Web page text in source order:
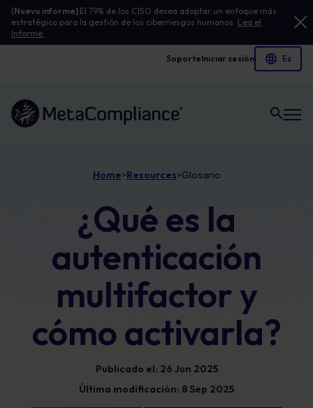
[Nuevo informe] El 79% de los CISO desea adoptar un enfoque más
estratégico para la gestión de los ciberriesgos humanos. Lea el
Informe.
SoporteIniciar sesión
Enlace a la página de inicio
Home>Resources>Glosario
¿Qué es la
autenticación
multifactor y
cómo activarla?
Publicado el: 26 Jun 2025
Última modificación: 8 Sep 2025